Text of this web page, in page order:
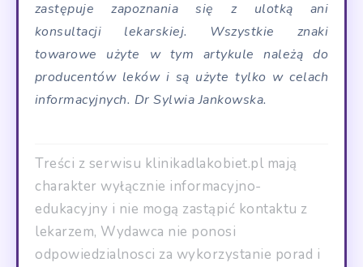
zastępuje zapoznania się z ulotką ani
konsultacji lekarskiej. Wszystkie znaki
towarowe użyte w tym artykule należą do
producentów leków i są użyte tylko w celach
informacyjnych. Dr Sylwia Jankowska.
Treści z serwisu klinikadlakobiet.pl mają
charakter wyłącznie informacyjno-
edukacyjny i nie mogą zastąpić kontaktu z
lekarzem, Wydawca nie ponosi
odpowiedzialnosci za wykorzystanie porad i